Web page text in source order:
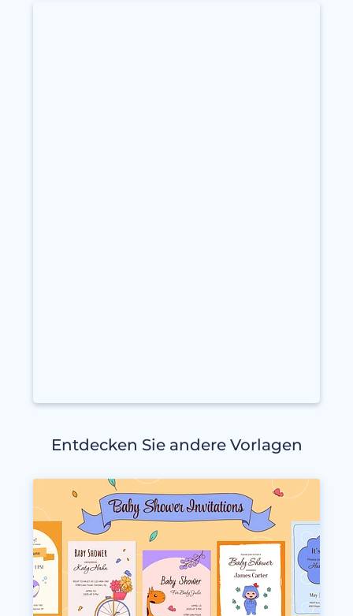
Entdecken Sie andere Vorlagen